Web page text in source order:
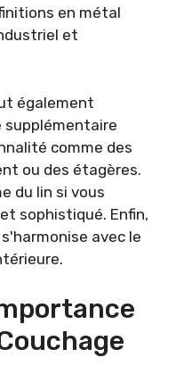
en métal
et
également
comme des
ou des étagères.
du lin si vous
sophistiqué. Enfin,
avec le